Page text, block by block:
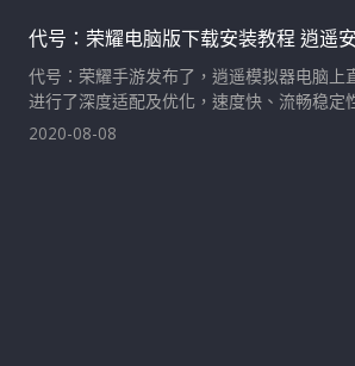
代号：荣耀电脑版下载安装教程 逍遥
代号：荣耀手游发布了，逍遥模拟器电脑
进行了深度适配及优化，速度快、流畅稳定
2020-08-08